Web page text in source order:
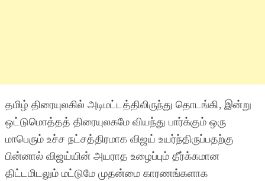
தமிழ் திரையுலகில் அடிமட்டத்திலிருந்து தொடங்கி, இன்று
ஒட்டுமொத்தத் திரையுலகமே வியந்து பார்க்கும் ஒரு
மாபெரும் உச்ச நட்சத்திரமாக விஜய் உயர்ந்திருப்பதற்கு
பின்னால் விஜய்யின் அயராத உழைப்பும் தீர்க்கமான
திட்டமிடலும் மட்டுமே முதன்மை காரணங்களாக